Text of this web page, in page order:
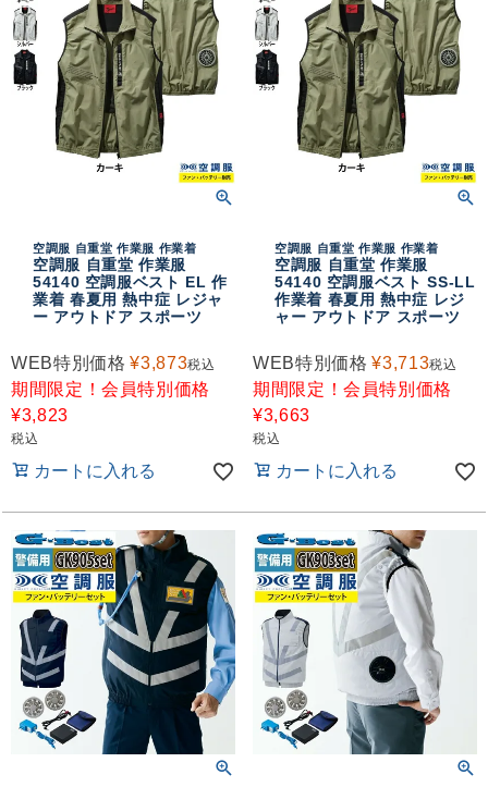
空調服 自重堂 作業服 作業着
空調服 自重堂 作業服
54140 空調服ベスト EL 作
業着 春夏用 熱中症 レジャ
ー アウトドア スポーツ
WEB特別価格 ¥3,873税込
期間限定！会員特別価格
¥3,823
税込
カートに入れる
空調服 自重堂 作業服 作業着
空調服 自重堂 作業服
54140 空調服ベスト SS-LL
作業着 春夏用 熱中症 レジ
ャー アウトドア スポーツ
WEB特別価格 ¥3,713税込
期間限定！会員特別価格
¥3,663
税込
カートに入れる